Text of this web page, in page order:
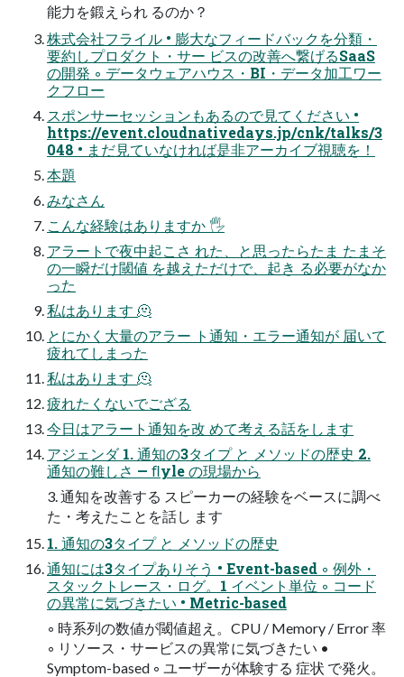
能力を鍛えられ るのか？
株式会社フライル • 膨大なフィードバックを分類・
要約しプロダクト・サー ビスの改善へ繋げるSaaS
の開発 ◦ データウェアハウス・BI・データ加工ワー
クフロー
スポンサーセッションもあるので見てください •
https://event.cloudnativedays.jp/cnk/talks/3
048 • まだ見ていなければ是非アーカイブ視聴を！
本題
みなさん
こんな経験はありますか 🖐
アラートで夜中起こさ れた、と思ったらたま たまそ
の一瞬だけ閾値 を越えただけで、起き る必要がなか
った
私はあります 🫠
とにかく大量のアラー ト通知・エラー通知が 届いて
疲れてしまった
私はあります 🫠
疲れたくないでござる
今日はアラート通知を改 めて考える話をします
アジェンダ 1. 通知の3タイプ と メソッドの歴史 2.
通知の難しさ — ﬂyle の現場から
3. 通知を改善する スピーカーの経験をベースに調べ
た・考えたことを話し ます
1. 通知の3タイプ と メソッドの歴史
通知には3タイプありそう • Event-based ◦ 例外・
スタックトレース・ログ。1 イベント単位 ◦ コード
の異常に気づきたい • Metric-based
◦ 時系列の数値が閾値超え。CPU / Memory / Error 率
◦ リソース・サービスの異常に気づきたい •
Symptom-based ◦ ユーザーが体験する 症状 で発火。